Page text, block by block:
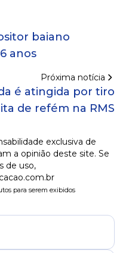
baiano
anos
Próxima notícia
é atingida por tiro
de refém na RMS
exclusiva de
a opinião deste site. Se
de uso,
para serem exibidos